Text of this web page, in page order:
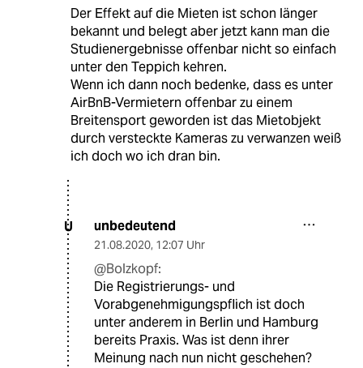
Der Effekt auf die Mieten ist schon länger
bekannt und belegt aber jetzt kann man die
Studienergebnisse offenbar nicht so einfach
unter den Teppich kehren.
Wenn ich dann noch bedenke, dass es unter
AirBnB-Vermietern offenbar zu einem
Breitensport geworden ist das Mietobjekt
durch versteckte Kameras zu verwanzen weiß
ich doch wo ich dran bin.
U unbedeutend
21.08.2020, 12:07 Uhr
@Bolzkopf:
Die Registrierungs- und
Vorabgenehmigungspflich ist doch
unter anderem in Berlin und Hamburg
bereits Praxis. Was ist denn ihrer
Meinung nach nun nicht geschehen?